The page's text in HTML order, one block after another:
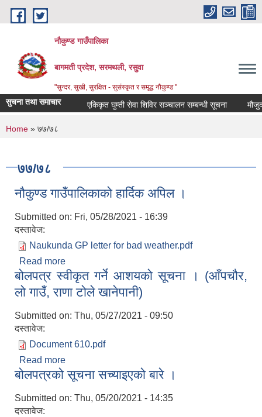
Skip to main content
नौकुण्ड गाउँपालिका
बागमती प्रदेश, सरमथली, रसुवा
"सुन्दर, सुखी, सुरक्षित - सुसंस्कृत र समृद्ध नौकुण्ड "
सुचना तथा समाचार एकिकृत घुम्ती सेवा शिविर सञ्‍चालन सम्बन्धी सूचना
You are here
Home » ७७/७८
७७/७८
नौकुण्ड गाउँपालिकाको हार्दिक अपिल ।
Submitted on: Fri, 05/28/2021 - 16:39
दस्तावेज:
Naukunda GP letter for bad weather.pdf
Read more
बोलपत्र स्वीकृत गर्ने आशयको सूचना । (आँपचौर,
लो गाउँ, राणा टोले खानेपानी)
Submitted on: Thu, 05/27/2021 - 09:50
दस्तावेज:
Document 610.pdf
Read more
लो गाउँ, राणा टोले खानेपानी)
बोलपत्रको सूचना सच्याइएको बारे ।
Submitted on: Thu, 05/20/2021 - 14:35
दस्तावेज: